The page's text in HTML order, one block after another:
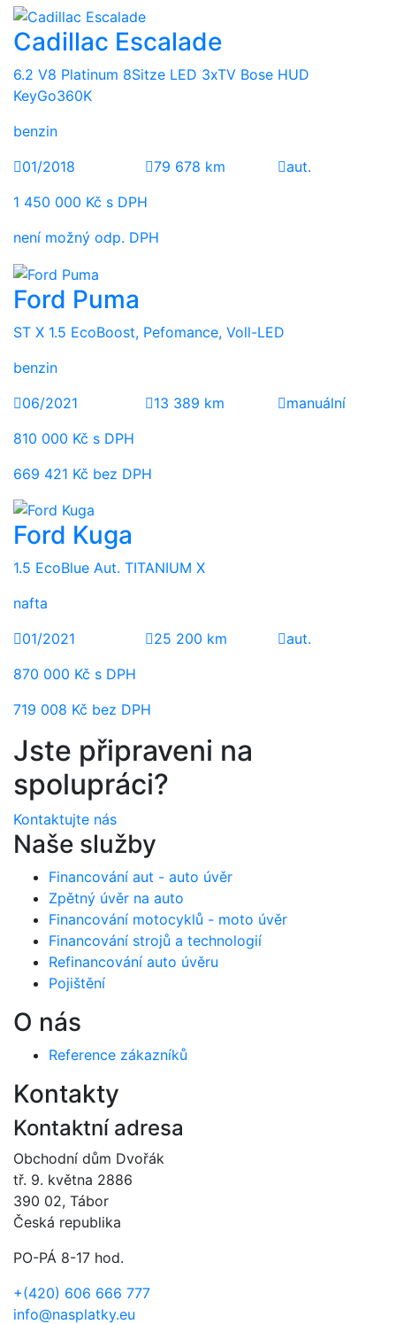
Cadillac Escalade
6.2 V8 Platinum 8Sitze LED 3xTV Bose HUD
KeyGo360K
benzin
01/2018
79 678 km
aut.
1 450 000 Kč s DPH
není možný odp. DPH
Ford Puma
ST X 1.5 EcoBoost, Pefomance, Voll-LED
benzin
06/2021
13 389 km
manuální
810 000 Kč s DPH
669 421 Kč bez DPH
Ford Kuga
1.5 EcoBlue Aut. TITANIUM X
nafta
01/2021
25 200 km
aut.
870 000 Kč s DPH
719 008 Kč bez DPH
Jste připraveni na
spolupráci?
Kontaktujte nás
Naše služby
Financování aut - auto úvěr
Zpětný úvěr na auto
Financování motocyklů - moto úvěr
Financování strojů a technologií
Refinancování auto úvěru
Pojištění
O nás
Reference zákazníků
Kontakty
Kontaktní adresa
Obchodní dům Dvořák
tř. 9. května 2886
390 02, Tábor
Česká republika
PO-PÁ 8-17 hod.
+(420) 606 666 777
info@nasplatky.eu